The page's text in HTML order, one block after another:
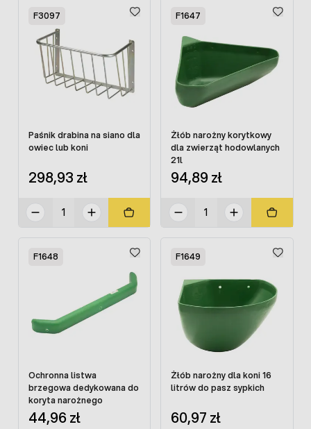
F3097
Paśnik drabina na siano dla
owiec lub koni
298,93 zł
F1647
Żłób narożny korytkowy
dla zwierząt hodowlanych
21l
94,89 zł
F1648
Ochronna listwa
brzegowa dedykowana do
koryta narożnego
44,96 zł
F1649
Żłób narożny dla koni 16
litrów do pasz sypkich
60,97 zł